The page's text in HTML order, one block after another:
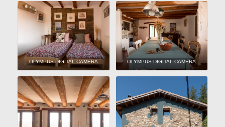
OLYMPUS DIGITAL CAMERA OLYMPUS DIGITAL CAMERA